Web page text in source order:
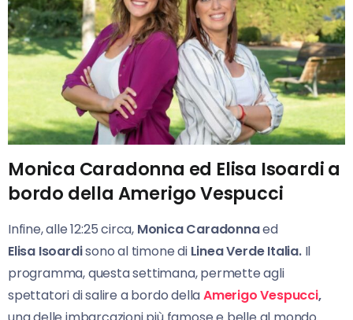
Monica Caradonna ed Elisa Isoardi a
bordo della Amerigo Vespucci
Infine, alle 12:25 circa, Monica Caradonnaed
Elisa Isoardisono al timone di Linea Verde Italia.Il
programma, questa settimana, permette agli
spettatori di salire a bordo dellaAmerigo Vespucci,